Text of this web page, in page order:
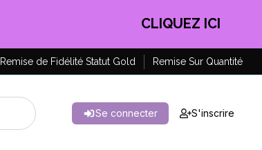
EN PROFITER !
Remise de Fidélité Statut Gold Remise Sur Quantité
Se connecter S'inscrire